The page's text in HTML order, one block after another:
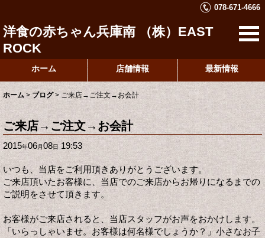
078-671-4666
洋食の赤ちゃん兵庫南 （株）EAST
ROCK
ホーム 店舗情報 最新情報
ホーム > ブログ > ご来店→ご注文→お会計
ご来店→ご注文→お会計
2015年06月08日19:53
いつも、当店をご利用頂きありがとうございます。
ご来店頂いたお客様に、当店でのご来店からお帰りになるまでの
ご説明をさせて頂きます。
お客様がご来店されると、当店スタッフがお声をおかけします。
「いらっしゃいませ。お客様は何名様でしょうか？」小さなお子